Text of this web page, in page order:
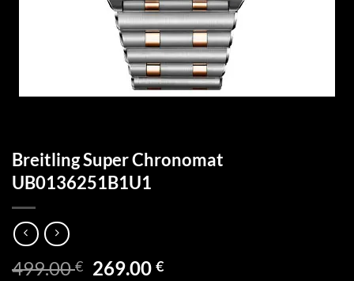
Breitling Super Chronomat
UB0136251B1U1
499.00€ Ursprünglicher
269.00€Aktueller